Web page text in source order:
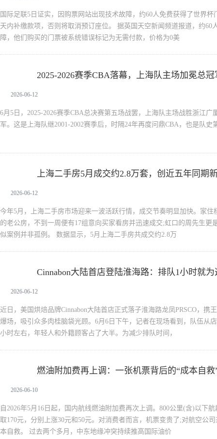
国际足联5日证实，因购票网站出现技术故障，约60人免费获得了世界
天内补缴款项，否则将取消预订座位。 据英国天空新闻频道报道，约60
障，他们购买的门票被系统错误标记为无需付款，价格为0美
2025-2026赛季CBA落幕，上海队主场加冕总冠
2026-06-12
6月5日，2025-2026赛季CBA总决赛第五场战罢，上海队主场战胜浙江
军。这是上海队继2001-2002赛季后，时隔24年再度问鼎CBA，也是队史
上海二手房5月成交约2.8万套，创近五年同期
2026-06-12
今年5月，上海二手房市场迎来一波活跃行情，成交节奏明显加快。家住
的老公房，不到一周便有17组意向买家看房并迅速成交;虹口的周先生更
似案例并非孤例。 数据显示，5月上海二手房共成交约2.8万
Cinnabon大陆首店登陆淮海路：排队1小时就
2026-06-12
近日，美国烘焙品牌Cinnabon大陆首店正式落子淮海路龙凤PRSCO，携
爆场，吸引众多肉桂脑袋光顾。6月6日下午，记者在现场看到，队伍从
小时左右，年轻人和外籍顾客占了大半。为减少排队时间，
燃油附加费再上调：一张机票背后的“成本自救
2026-06-10
自2026年5月16日起，国内航线燃油附加费再次上调。800公里(含)以下
取170元，分别上涨30元和50元。对消费者而言，机票变贵了;对航空公
本自救。 过去两个多月，中东地缘冲突持续推高国际油价